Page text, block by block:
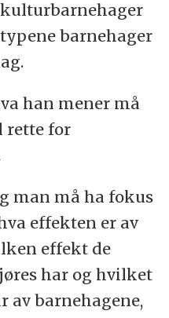
barnehager
han mener må
rette for
man må ha fokus
effekten er av
effekt de
har og hvilket
av barnehagene,